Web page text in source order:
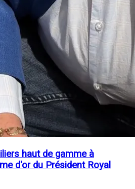
haut de gamme à
d'or du Président Royal